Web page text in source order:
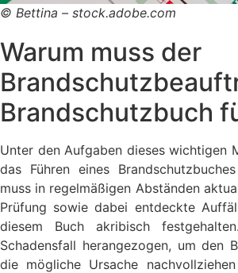
© Bettina – stock.adobe.com
Warum muss der
Brandschutzbuch
Unter den Aufgaben dieses wichtigen
das Führen eines
muss in regelmäßigen Abständen
Prüfung sowie dabei entdeckte
diesem Buch akribisch
Schadensfall herangezogen, um den
die mögliche Ursache